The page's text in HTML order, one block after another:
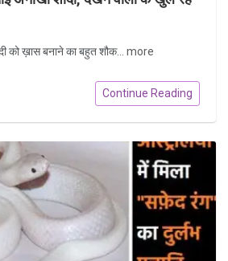
को ख़ास बनाने का बहुत शौक... more
Continue Reading